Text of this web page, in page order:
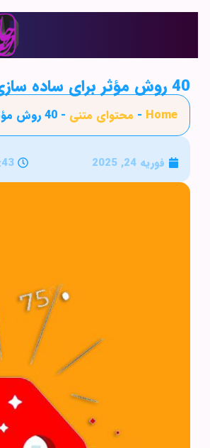
40 روش مؤثر برای ساده‌ سازی فرآیند فروش و افزایش بهره‌ وری کسب‌ وکار
Home
- محتوای متنی - 40 روش مؤثر برای ساده‌ سازی فرآیند فروش و افزایش بهره‌ وری کسب‌ وکار
فوریه 24, 2025